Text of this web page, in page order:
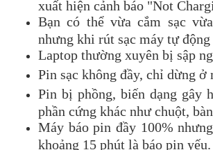
xuất hiện cảnh báo "Not
Bạn có thể vừa cắm sạc
nhưng khi rút sạc máy tự động
Laptop thường xuyên bị sập
Pin sạc không đầy, chỉ dừng ở
Pin bị phồng, biến dạng gây
phần cứng khác như chuột,
Máy báo pin đầy 100%
khoảng 15 phút là báo pin yếu.